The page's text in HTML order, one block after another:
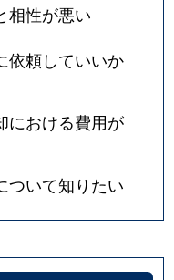
相性が悪い
依頼していいか
における費用が
ついて知りたい